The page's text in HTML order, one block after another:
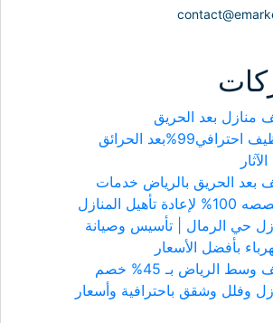
منازل بعد الحريق
بالرياض..تنظيف احترافي99%بعد الحرائق
بعد الحريق بالرياض خدمات
المنازل
حي الرمال | تأسيس وصيانة
بأفضل الأسعار
شركة تنظيف وسط الرياض بـ 45% خصم
وفلل وشقق باحترافية وأسعار